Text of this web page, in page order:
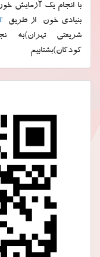
با انجام یک آزمایش
بنیادی خون از طریق
شریعتی تهران)به
کودکان)بشتابیم